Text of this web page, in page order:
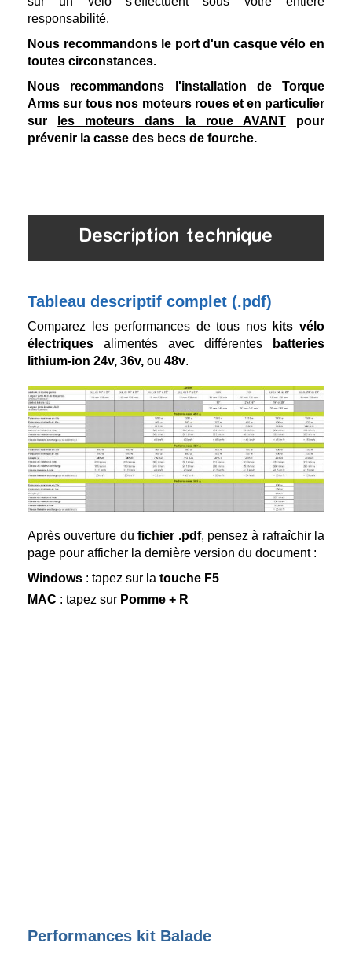
responsabilité.
Nous recommandons le port d'un casque vélo en
toutes circonstances.
Nous recommandons l'installation de Torque
Arms sur tous nos moteurs roues et en particulier
sur
les moteurs dans la roue AVANTpour
prévenir la casse des becs de fourche.
Description technique
Tableau descriptif complet (.pdf)
Comparez les performances de tous noskits vélo
électriques alimentés avec différentes
batteries
lithium-ion 24v, 36v, ou 48v.
Après ouverture du fichier .pdf, pensez à rafraîchir la
page pour afficher la dernière version du document :
Windows : tapez sur la touche F5
MAC : tapez sur Pomme + R
Performances kit Balade